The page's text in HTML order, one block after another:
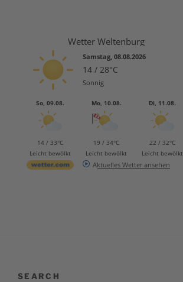
Wetter Weltenburg
Samstag, 08.08.2026
14 / 28°C
Sonnig
So, 09.08.
14 / 33°C
Leicht bewölkt
Mo, 10.08.
19 / 34°C
Leicht bewölkt
Di, 11.08.
22 / 32°C
Leicht bewölkt
Aktuelles Wetter ansehen
SEARCH